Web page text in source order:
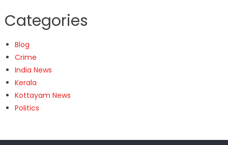
Categories
Blog
Crime
India News
Kerala
Kottayam News
Politics